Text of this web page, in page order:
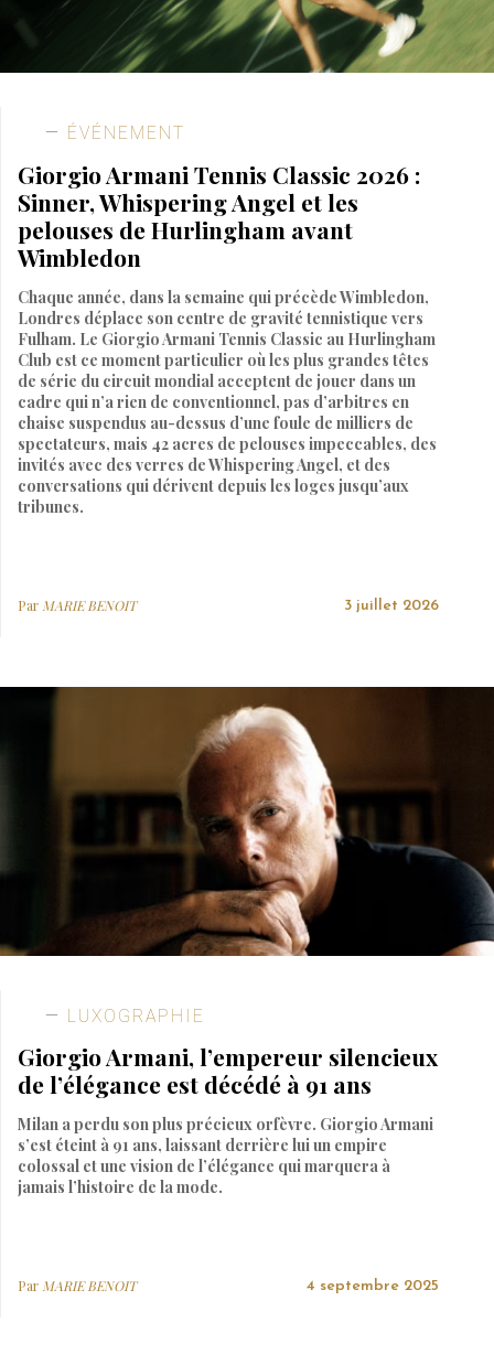
ÉVÉNEMENT
Giorgio Armani Tennis Classic 2026 :
Sinner, Whispering Angel et les
pelouses de Hurlingham avant
Wimbledon
Chaque année, dans la semaine qui précède Wimbledon,
Londres déplace son centre de gravité tennistique vers
Fulham. Le Giorgio Armani Tennis Classic au Hurlingham
Club est ce moment particulier où les plus grandes têtes
de série du circuit mondial acceptent de jouer dans un
cadre qui n’a rien de conventionnel, pas d’arbitres en
chaise suspendus au-dessus d’une foule de milliers de
spectateurs, mais 42 acres de pelouses impeccables, des
invités avec des verres de Whispering Angel, et des
conversations qui dérivent depuis les loges jusqu’aux
tribunes.
Par MARIE BENOIT 3 juillet 2026
LUXOGRAPHIE
Giorgio Armani, l’empereur silencieux
de l’élégance est décédé à 91 ans
Milan a perdu son plus précieux orfèvre. Giorgio Armani
s’est éteint à 91 ans, laissant derrière lui un empire
colossal et une vision de l’élégance qui marquera à
jamais l’histoire de la mode.
ParMARIE BENOIT 4 septembre 2025